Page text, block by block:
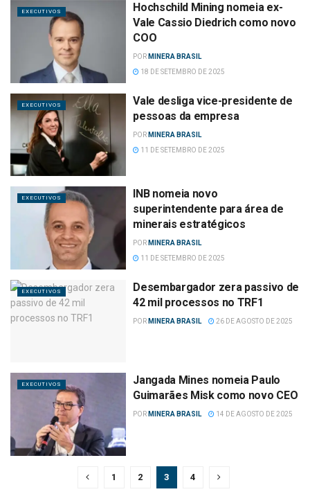
EXECUTIVOS
Hochschild Mining nomeia ex-
Vale Cassio Diedrich como novo
COO
POR MINERA BRASIL
18 DE SETEMBRO DE 2025
EXECUTIVOS
Vale desliga vice-presidente de
pessoas da empresa
POR MINERA BRASIL
11 DE SETEMBRO DE 2025
EXECUTIVOS
INB nomeia novo
superintendente para área de
minerais estratégicos
POR MINERA BRASIL
11 DE SETEMBRO DE 2025
EXECUTIVOS
Desembargador zera passivo de
42 mil processos no TRF1
POR MINERA BRASIL 26 DE AGOSTO DE 2025
EXECUTIVOS
Jangada Mines nomeia Paulo
Guimarães Misk como novo CEO
POR MINERA BRASIL 14 DE AGOSTO DE 2025
1 2 3 4